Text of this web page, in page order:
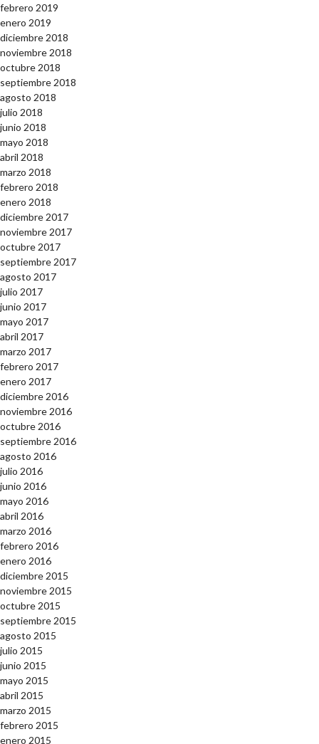
febrero 2019
enero 2019
diciembre 2018
noviembre 2018
octubre 2018
septiembre 2018
agosto 2018
julio 2018
junio 2018
mayo 2018
abril 2018
marzo 2018
febrero 2018
enero 2018
diciembre 2017
noviembre 2017
octubre 2017
septiembre 2017
agosto 2017
julio 2017
junio 2017
mayo 2017
abril 2017
marzo 2017
febrero 2017
enero 2017
diciembre 2016
noviembre 2016
octubre 2016
septiembre 2016
agosto 2016
julio 2016
junio 2016
mayo 2016
abril 2016
marzo 2016
febrero 2016
enero 2016
diciembre 2015
noviembre 2015
octubre 2015
septiembre 2015
agosto 2015
julio 2015
junio 2015
mayo 2015
abril 2015
marzo 2015
febrero 2015
enero 2015